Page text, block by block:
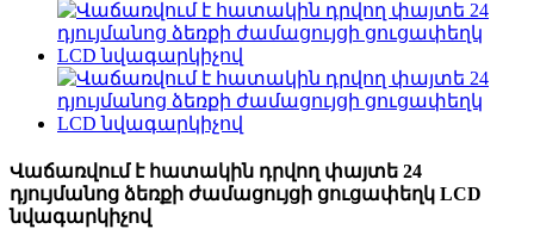
Վաճառվում է հատակին դրվող փայտե 24
դյույմանոց ձեռքի ժամացույցի ցուցափեղկ LCD
նվագարկիչով